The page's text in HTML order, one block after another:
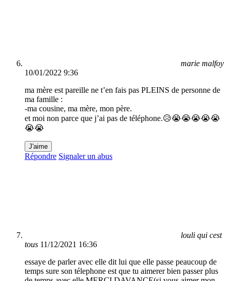
marie malfoy
10/01/2022 9:36
ma mère est pareille ne t’en fais pas PLEINS de personne de
ma famille :
-ma cousine, ma mère, mon père.
et moi non parce que j’ai pas de téléphone.😥😭😭😭😭😭
😭😭
J'aime
Répondre Signaler un abus
louli qui cest
tous 11/12/2021 16:36
essaye de parler avec elle dit lui que elle passe peaucoup de
temps sure son télephone est que tu aimerer bien passer plus